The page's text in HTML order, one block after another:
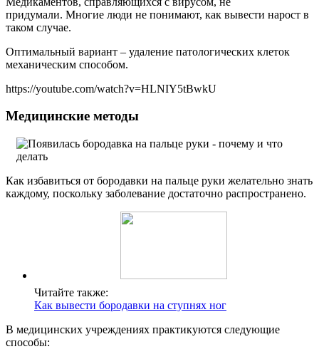
придумали. Многие люди не понимают, как вывести нарост в
таком случае.
Оптимальный вариант – удаление патологических клеток
механическим способом.
https://youtube.com/watch?v=HLNIY5tBwkU
Медицинские методы
Как избавиться от бородавки на пальце руки желательно знать
каждому, поскольку заболевание достаточно распространено.
Читайте также:
Как вывести бородавки на ступнях ног
В медицинских учреждениях практикуются следующие
способы: